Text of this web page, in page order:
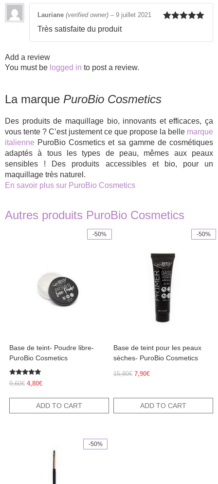
Lauriane (verified owner) – 9 juillet 2021
Très satisfaite du produit
Add a review
You must be logged in to post a review.
La marque PuroBio Cosmetics
Des produits de maquillage bio, innovants et efficaces, ça
vous tente ? C’est justement ce que propose la belle marque
italienne PuroBio Cosmetics et sa gamme de cosmétiques
adaptés à tous les types de peau, mêmes aux peaux
sensibles ! Des produits accessibles et bio, pour un
maquillage très naturel.
En savoir plus sur PuroBio Cosmetics
Autres produits PuroBio Cosmetics
-50%
Base de teint- Poudre libre-
PuroBio Cosmetics
Rated
5.00
9,60€ Original
9,60€.
4,80€Current
4,80€.
ADD TO CART
-50%
Base de teint pour les peaux
sèches- PuroBio Cosmetics
15,80€ Original
7,90€Current
ADD TO CART
-50%